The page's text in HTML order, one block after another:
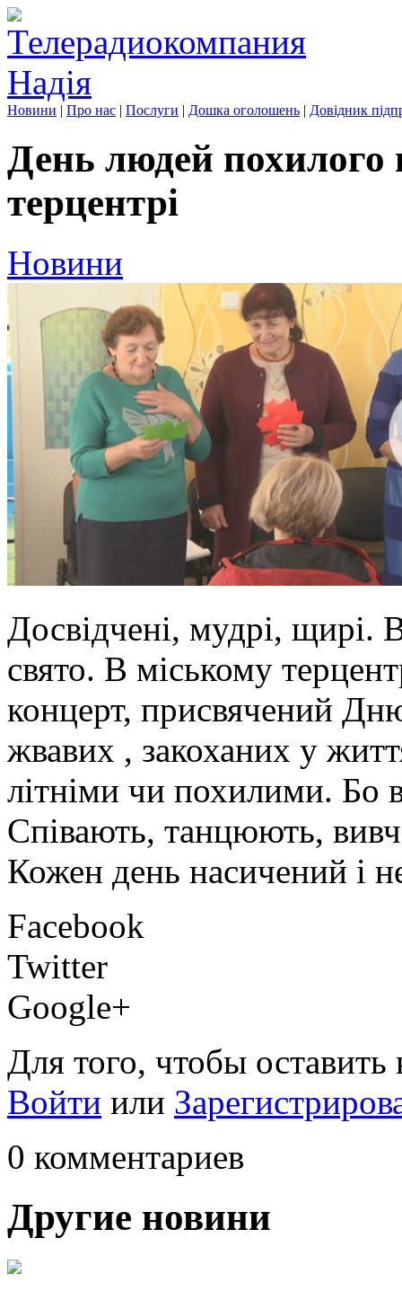
Новини | Про нас | Послуги | Дошка оголошень | Довідник
День людей похилого
терцентрі
Новини
Досвідчені, мудрі, щирі.
свято. В міському
концерт, присвячений
жвавих , закоханих у
літніми чи похилими. Бо
Співають, танцюють,
Кожен день насичений і
Facebook
Twitter
Google+
Для того, чтобы
Войти или
0 комментариев
Другие новини